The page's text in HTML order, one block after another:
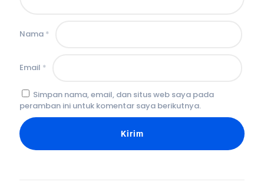
Nama *
Email *
Simpan nama, email, dan situs web saya pada
peramban ini untuk komentar saya berikutnya.